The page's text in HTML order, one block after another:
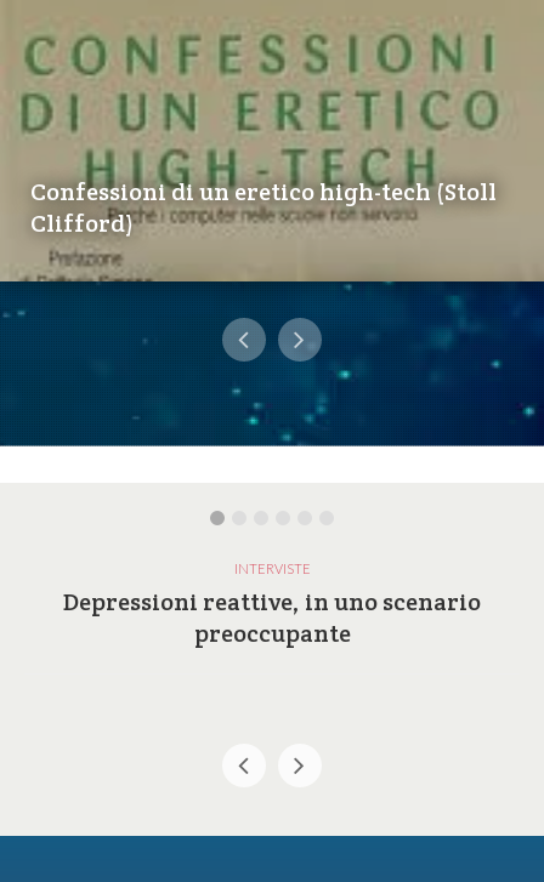
Confessioni di un eretico high-tech (Stoll
Clifford)
INTERVISTE
Depressioni reattive, in uno scenario
preoccupante